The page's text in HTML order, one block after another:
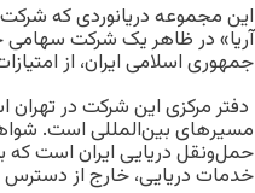
این مجموعه دریانوردی که شرکت
آریا» در ظاهر یک شرکت سهامی
جمهوری اسلامی ایران، از
دفتر مرکزی این شرکت در
مسیر‌های بین‌المللی است.
حمل‌ونقل دریایی ایران است
خدمات دریایی، خارج از دسترس